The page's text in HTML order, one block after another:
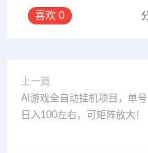
喜欢 0
上一篇
AI游戏全自动挂机项目，单号
日入100左右，可矩阵放大！